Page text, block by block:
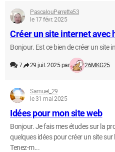
PascalouPerrette53
le 17 févr. 2025
Créer un site internet avec
Bonjour. Est ce bien de créer un site
7 29 juil. 2025 par 26MKG25
Samuel_29
le 31 mai 2025
Idées pour mon site web
Bonjour. Je fais mes études sur la
quelques idées pour créer un site
Tenez-m...